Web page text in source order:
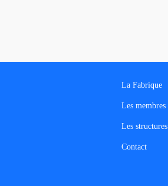
La Fabrique
Les membres
Les structures
Contact